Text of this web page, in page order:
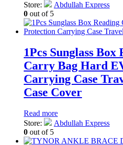
Store:
Abdullah Express
0 out of 5
1Pcs Sunglass Box
Carry Bag Hard
Carrying Case
Case Cover
Read more
Store:
Abdullah Express
0 out of 5